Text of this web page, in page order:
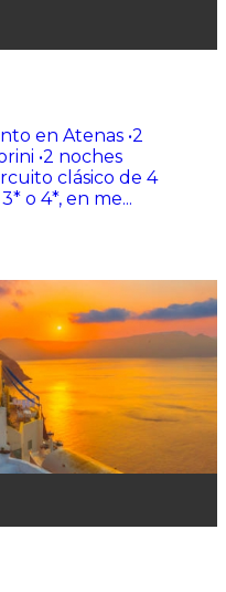
en Atenas •2
•2 noches
clásico de 4
o 4*, en me...